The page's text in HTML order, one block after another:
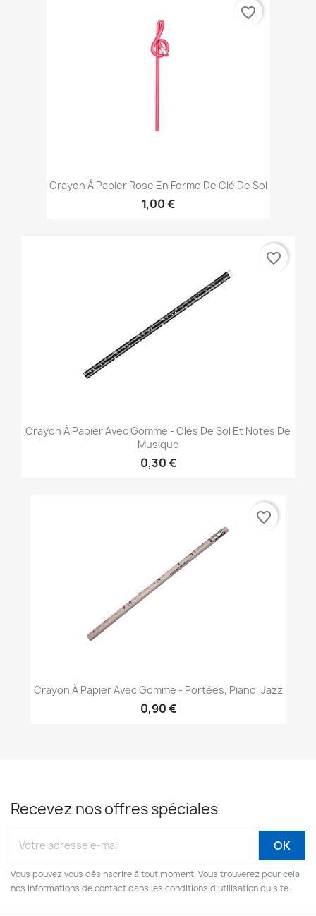
Crayon À Papier Rose En Forme De Clé De Sol
1,00 €
favorite_border
Crayon À Papier Avec Gomme - Clés De Sol Et Notes De
Musique
0,30 €
favorite_border
Crayon À Papier Avec Gomme - Portées, Piano, Jazz
0,90 €
favorite_border
Recevez nos offres spéciales
Vous pouvez vous désinscrire à tout moment. Vous trouverez pour cela
nos informations de contact dans les conditions d'utilisation du site.